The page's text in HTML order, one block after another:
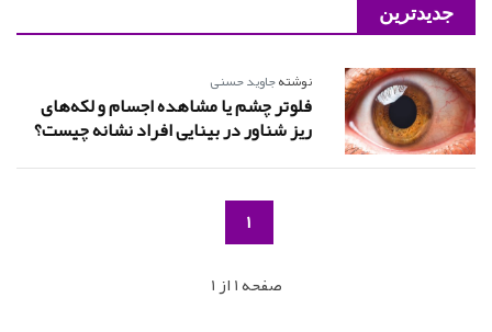
جدیدترین
نوشتهجاوید حسنی
فلوتر چشم یا مشاهده اجسام و لکه‌های
ریز شناور در بینایی افراد نشانه چیست؟
1
صفحه 1 از 1